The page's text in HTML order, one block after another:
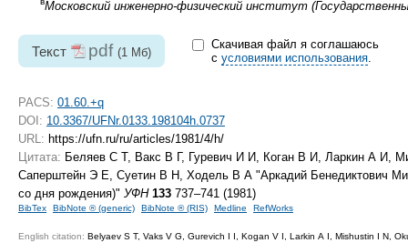
Московский инженерно-физический институт
Текст pdf (1 Мб)
Скачивая файл я соглашаюсь
с условиями использования.
PACS: 01.60.+q
DOI: 10.3367/UFNr.0133.198104h.0737
URL: https://ufn.ru/ru/articles/1981/4/h/
Цитата: Беляев С Т, Вакс В Г, Гуревич И И, Коган В И, Ларкин А И,
Саперштейн Э Е, Суетин В Н, Ходель В А "Аркадий Бенедиктович
со дня рождения)" УФН 133 737–741 (1981)
BibTex BibNote ® (generic) BibNote ® (RIS) Medline RefWorks
English citation: Belyaev S T, Vaks V G, Gurevich I I, Kogan V I, Larkin A I, Mishustin I N,